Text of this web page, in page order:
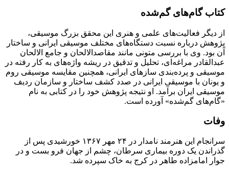
کتاب گام‌های گم‌شده
از دیگر فعالیت‌های علمی و هنری این محقق بزرگ موسیقی،
پژوهش درباره نسبت دستگاه‌های مختلف موسیقی ایرانی و ساختار
آن بود. وی با بررسی متونی مانند مقاصدالالحان و جامع الالحان
عبدالقادر مراغه‌ای، تحلیل و تدقیق در ریشه واژه‌های به کار رفته در
موسیقی و پرده‌بندی سازهای ایرانی، همچنین مقایسه موسیقی روم
و یونان با موسیقی ایرانی در صدد کشف ساختار و سازمان ردیف
موسیقی ایران برآمد. او نتیجه پژوهش خود را در کتابی به نام
«گام‌های گم‌شده» آورده است.
وفات
سرانجام این هنرمند نامدار در ۲۴ مهر ۱۳۶۷ خورشیدی پس از
گذراندن یک دوره بیماری سرطان، چشم از جهان فرو بست و در
جوار امامزاده طاهر در کرج به خاک سپرده شد.